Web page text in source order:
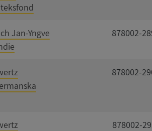
Jan-Yngve
878002-
878002-
878002-